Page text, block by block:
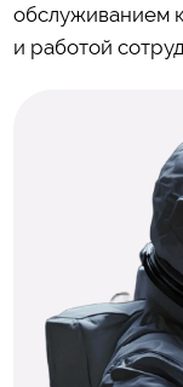
обслуживанием
и работой